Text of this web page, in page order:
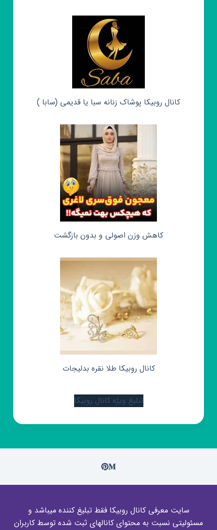
کانال روبیکا پوشاک زنانه سبا یا قدیمی (سابا )
کاهش وزن اصولی و بدون بازگشت
کانال روبیکا طلا نقره بدلیجات
تبلیغ ویژه کانال روبیکا
سایت معرفی کانال روبیکا فقط تبلیغ کننده میباشد و
مسئولیتی نسبت به محتوای کانالهای ثبت شده توسط کاربران